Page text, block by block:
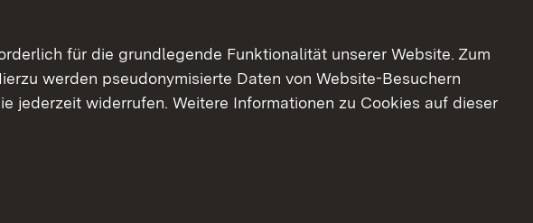
für die grundlegende Funktionalität unserer Website. Zum
werden pseudonymisierte Daten von Website-Besuchern
jederzeit widerrufen. Weitere Informationen zu Cookies auf dieser